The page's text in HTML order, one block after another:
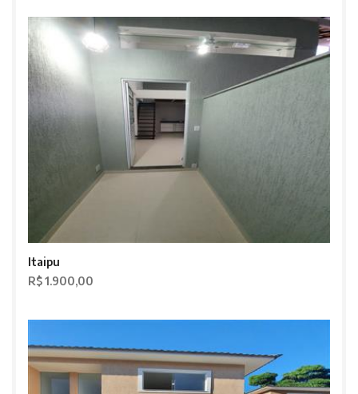
Itaipu
R$ 1.900,00